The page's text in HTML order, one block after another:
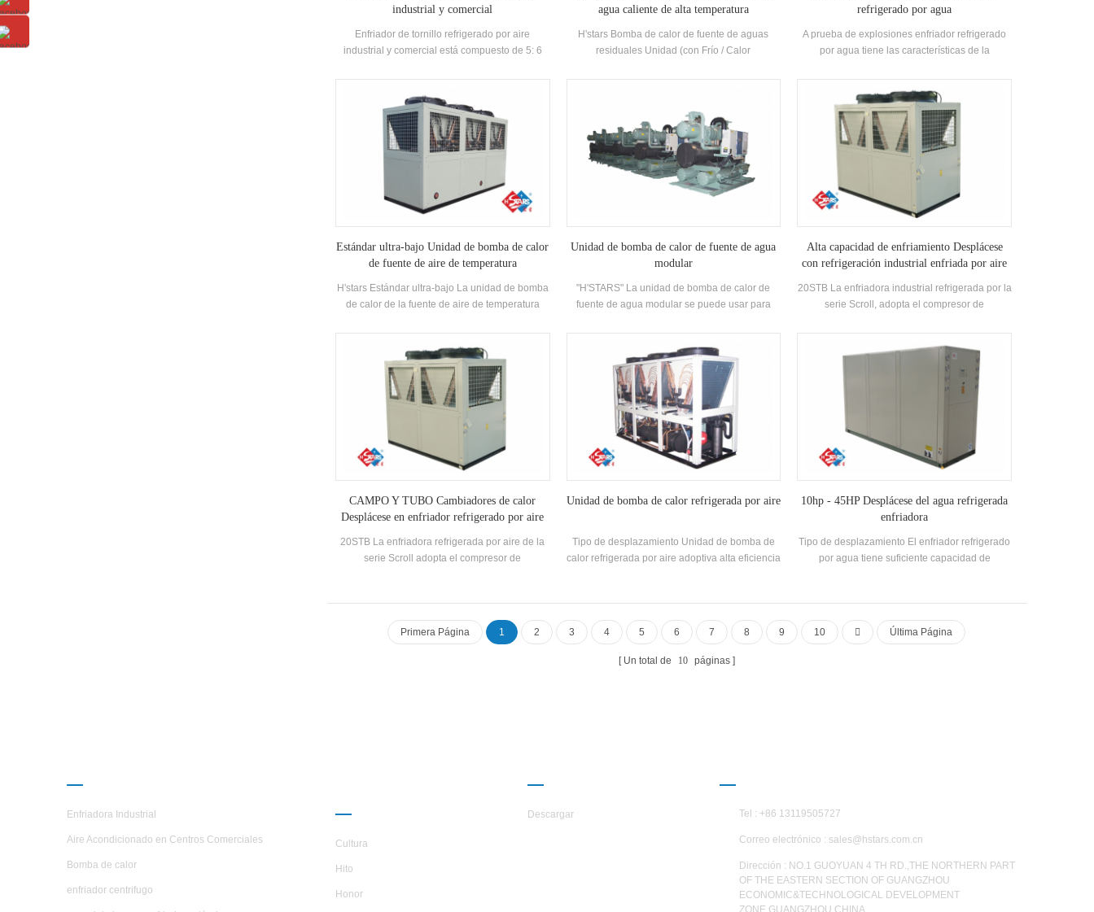
industrial y comercial
Enfriador de tornillo refrigerado por aire
industrial y comercial está compuesto de 5: 6
Condensador y evaporador, y equipado con
Nombre de marca Control eléctrico
Componentes, que se puede utilizar
ampliamente en diferentes industrias.
agua caliente de alta temperatura
H'stars Bomba de calor de fuente de aguas
residuales Unidad (con Frío / Calor
desarrollado y producido para la casa de baños,
lugares de baño, extrayendo el calor de las
aguas residuales domésticas, ahorrando
energía y protegiendo el medio ambiente.
Energía El ahorro es 30% ~ 50% En
comparación con el método de calentamiento
convencional, que puede reducir en gran
refrigerado por agua
A prueba de explosiones enfriador refrigerado
por agua tiene las características de la
seguridad, llena de aceite, llena de aceite,
rellenas de arena, sin chispas, macetas y
herméticas, etc., que es adecuado
paraAmbiente de espacio interior auto-cerrado
con mezcla de gases explosivos en el aire
Estándar ultra-bajo Unidad de bomba de calor
de fuente de aire de temperatura
H'stars Estándar ultra-bajo La unidad de bomba
de calor de la fuente de aire de temperatura
-25 ℃ ~ 43, utilizando aire como fuente de calor,
no se descargan contaminantes, y 55 ° C El
agua caliente está preparada para satisfacer la
demanda de agua caliente entre 35-55 ° C.
Función de calefacción, adecuada para
suministro de aire directo o radiación de piso
Calefacción.
Unidad de bomba de calor de fuente de agua
modular
"H'STARS" La unidad de bomba de calor de
fuente de agua modular se puede usar para
reemplazado por una máquina. El sistema
puede reemplazar la caldera original y el aire
acondicionado Sistema; La capacidad de
enfriamiento es suficiente, la eficiencia es alta,
la limpieza y el mantenimiento son fáciles, y la
calificación de eficiencia energética es 5-1.
nivel.
Alta capacidad de enfriamiento Desplácese
con refrigeración industrial enfriada por aire
20STB La enfriadora industrial refrigerada por la
serie Scroll, adopta el compresor de
eficiencia Intercambiador de calor de cáscara y
tubo, utilizando R22, R407C Refrigerante, grado
de eficiencia energética hasta 2 niveles
CAMPO Y TUBO Cambiadores de calor
Desplácese en enfriador refrigerado por aire
20STB La enfriadora refrigerada por aire de la
serie Scroll adopta el compresor de
tube Intercambiador de calor y intercambiador
de calor de bobina, adopta R22 y R407c
refrigerantes
Unidad de bomba de calor refrigerada por aire
Tipo de desplazamiento Unidad de bomba de
calor refrigerada por aire adoptiva alta eficiencia
eficiencia Shell-and-tube Intercambiador de
calor y intercambiador de calor de bobina,
utilizando R22, R134A, R407C refrigerante
10hp - 45HP Desplácese del agua refrigerada
enfriadora
Tipo de desplazamiento El enfriador refrigerado
por agua tiene suficiente capacidad de
energética es 4-2. Capacidad de enfriamiento
RANGO: 21500 kcal a 113400 kcal (10HP ~
45HP), adecuado para oficinas pequeñas y
Primera Página 1 2 3 4 5 6 7 8 9 10 Última Página
Un total de 10 páginas
Enfriadora Industrial
Aire Acondicionado en Centros Comerciales
Bomba de calor
enfriador centrifugo
Cultura
Hito
Honor
Descargar Tel : +86 13119505727
Correo electrónico : sales@hstars.com.cn
Dirección : NO.1 GUOYUAN 4 TH RD.,THE NORTHERN PART
OF THE EASTERN SECTION OF GUANGZHOU
ECONOMIC&TECHNOLOGICAL DEVELOPMENT
ZONE,GUANGZHOU,CHINA